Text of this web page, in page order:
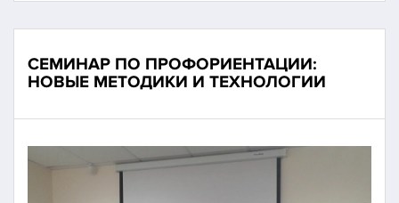
СЕМИНАР ПО ПРОФОРИЕНТАЦИИ:
НОВЫЕ МЕТОДИКИ И ТЕХНОЛОГИИ